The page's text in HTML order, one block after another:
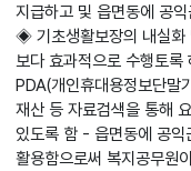
지급하고 및 읍면동에 공
◈ 기초생활보장의 내실화
보다 효과적으로 수행토
PDA(개인휴대용정보단말
재산 등 자료검색을 통해
있도록 함 - 읍면동에 공
활용함으로써 복지공무원